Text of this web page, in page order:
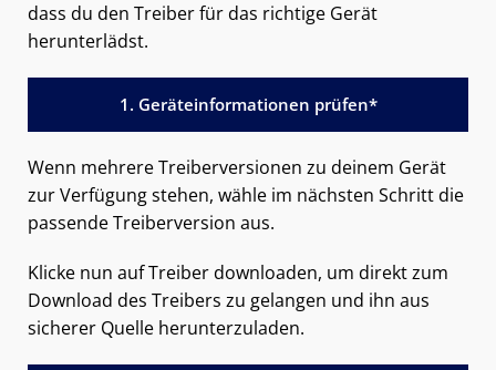
dass du den Treiber für das richtige Gerät
herunterlädst.
1. Geräteinformationen prüfen*
Wenn mehrere Treiberversionen zu deinem Gerät
zur Verfügung stehen, wähle im nächsten Schritt die
passende Treiberversion aus.
Klicke nun auf Treiber downloaden, um direkt zum
Download des Treibers zu gelangen und ihn aus
sicherer Quelle herunterzuladen.